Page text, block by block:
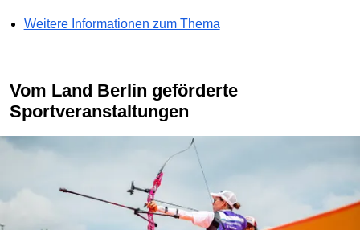
Weitere Informationen zum Thema
Vom Land Berlin geförderte
Sportveranstaltungen